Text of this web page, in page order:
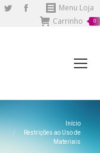
TwitterFacebook
page
Menu Loja
Carrinho
0
Você está aqui:
Início
Restrições ao Uso de
Materiais